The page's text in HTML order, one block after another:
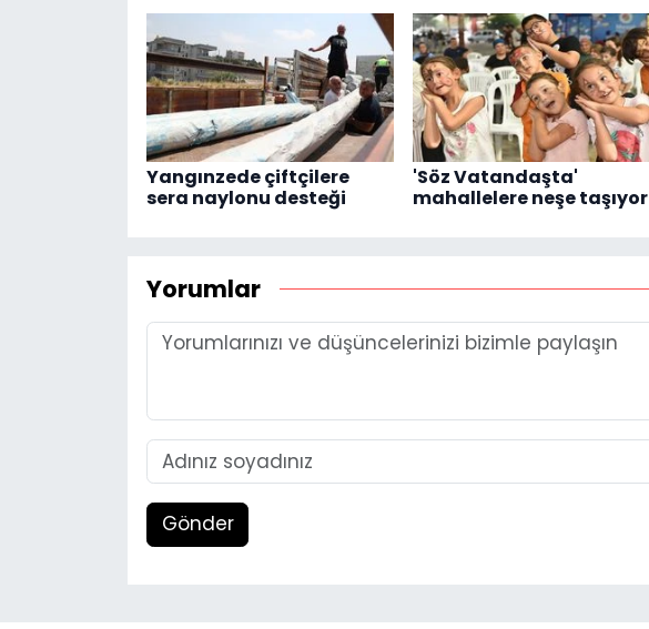
Yangınzede çiftçilere
sera naylonu desteği
'Söz Vatandaşta'
mahallelere neşe taşıyor
Yorumlar
Gönder